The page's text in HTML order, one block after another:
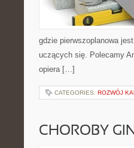
gdzie pierwszoplanowa
uczących się. Polecamy
opiera […]
CATEGORIES: ROZWÓJ
CHOROBY